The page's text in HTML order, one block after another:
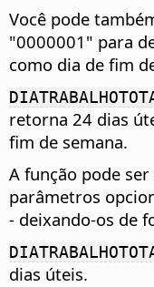
Você pode
"0000001" para
como dia de fim
retorna 24 dias
fim de semana.
A função pode
parâmetros
- deixando-os de
dias úteis.